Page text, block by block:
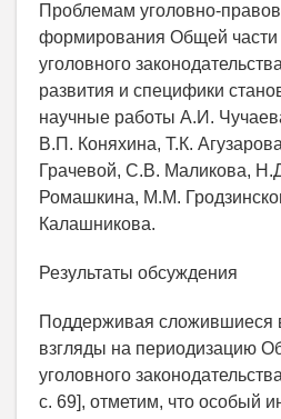
Проблемам уголовно-
формирования Общей части
уголовного
развития и специфики
научные работы А.И.
В.П. Коняхина, Т.К.
Грачевой, С.В. Маликова,
Ромашкина, М.М.
Калашникова.
Результаты обсуждения
Поддерживая сложившиеся
взгляды на периодизацию
уголовного
с. 69], отметим, что особый